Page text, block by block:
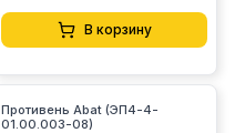
В корзину
Противень Abat (ЭП4-4-
01.00.003-08)